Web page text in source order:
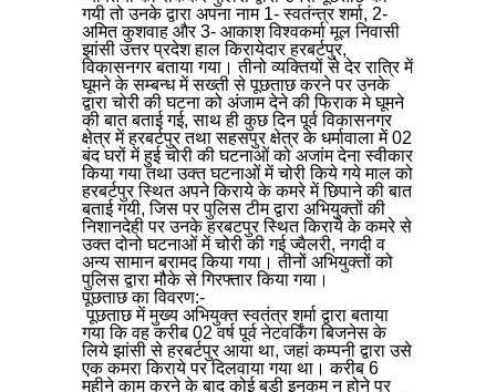
गयी तो उनके द्वारा अपना नाम 1- स्वतंन्त्र शर्मा, 2-
अमित कुशवाह और 3- आकाश विश्वकर्मा मूल निवासी
झांसी उत्तर प्रदेश हाल किरायेदार हरबर्टपुर,
विकासनगर बताया गया। तीनो व्यक्तियों से देर रात्रि में
घूमने के सम्बन्ध में सख्ती से पूछताछ करने पर उनके
द्वारा चोरी की घटना को अंजाम देने की फिराक मे घूमने
की बात बताई गई, साथ ही कुछ दिन पूर्व विकासनगर
क्षेत्र में हरबर्टपुर तथा सहसपुर क्षेत्र के धर्मावाला में 02
बंद घरों में हुई चोरी की घटनाओं को अजांम देना स्वीकार
किया गया तथा उक्त घटनाओं में चोरी किये गये माल को
हरबर्टपुर स्थित अपने किराये के कमरे में छिपाने की बात
बताई गयी, जिस पर पुलिस टीम द्वारा अभियुक्तों की
निशानदेही पर उनके हरबटपुर स्थित किराये के कमरे से
उक्त दोनो घटनाओं में चोरी की गई ज्वैलरी, नगदी व
अन्य सामान बरामद किया गया। तीनों अभियुक्तों को
पुलिस द्वारा मौके से गिरफ्तार किया गया।
पूछताछ का विवरण:-
पूछताछ में मुख्य अभियुक्त स्वतंत्र शर्मा द्वारा बताया
गया कि वह करीब 02 वर्ष पूर्व नेटवर्किंग बिजनेस के
लिये झांसी से हरबर्टपुर आया था, जहां कम्पनी द्वारा उसे
एक कमरा किराये पर दिलवाया गया था। करीब 6
महीने काम करने के बाद कोई बडी इनकम न होने पर